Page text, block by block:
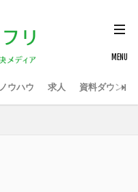
ノウハウ 求人 資料ダウンロ